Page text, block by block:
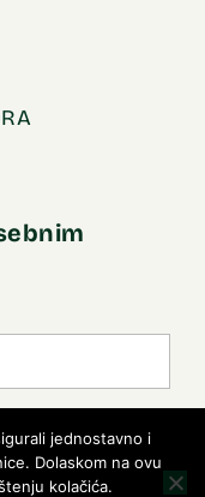
jednostavno i
Dolaskom na ovu
kolačića.